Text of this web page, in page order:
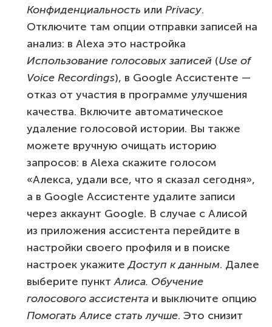
Конфиденциальность или Privacy.
Отключите там опции отправки записей на
анализ: в Alexa это настройка
Использование голосовых записей (Use of
Voice Recordings), в Google Ассистенте —
отказ от участия в программе улучшения
качества. Включите автоматическое
удаление голосовой истории. Вы также
можете вручную очищать историю
запросов: в Alexa скажите голосом
«Алекса, удали все, что я сказал сегодня»,
а в Google Ассистенте удалите записи
через аккаунт Google. В случае с Алисой
из приложения ассистента перейдите в
настройки своего профиля и в поиске
настроек укажитеДоступ к данным. Далее
выберите пунктАлиса. Обучение
голосового ассистента и выключите опцию
Помогать Алисе стать лучше. Это снизит